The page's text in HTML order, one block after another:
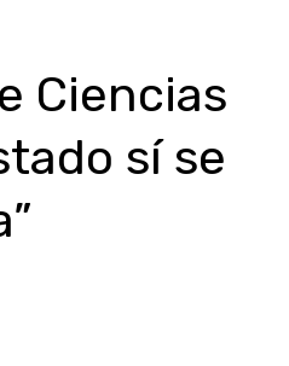
Ciencias
sí se